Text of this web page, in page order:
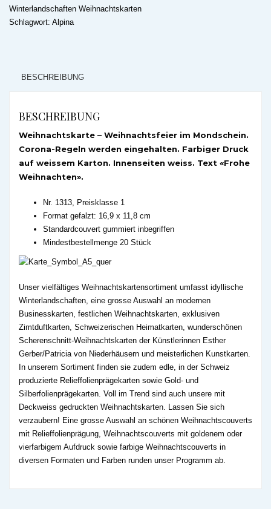
Winterlandschaften Weihnachtskarten
Schlagwort: Alpina
BESCHREIBUNG
BESCHREIBUNG
Weihnachtskarte – Weihnachtsfeier im Mondschein.
Corona-Regeln werden eingehalten. Farbiger Druck
auf weissem Karton. Innenseiten weiss. Text «Frohe
Weihnachten».
Nr. 1313, Preisklasse 1
Format gefalzt: 16,9 x 11,8 cm
Standardcouvert gummiert inbegriffen
Mindestbestellmenge 20 Stück
Unser vielfältiges Weihnachtskartensortiment umfasst idyllische
Winterlandschaften, eine grosse Auswahl an modernen
Businesskarten, festlichen Weihnachtskarten, exklusiven
Zimtduftkarten, Schweizerischen Heimatkarten, wunderschönen
Scherenschnitt-Weihnachtskarten der Künstlerinnen Esther
Gerber/Patricia von Niederhäusern und meisterlichen Kunstkarten.
In unserem Sortiment finden sie zudem edle, in der Schweiz
produzierte Relieffolienprägekarten sowie Gold- und
Silberfolienprägekarten. Voll im Trend sind auch unsere mit
Deckweiss gedruckten Weihnachtskarten. Lassen Sie sich
verzaubern! Eine grosse Auswahl an schönen Weihnachtscouverts
mit Relieffolienprägung, Weihnachtscouverts mit goldenem oder
vierfarbigem Aufdruck sowie farbige Weihnachtscouverts in
diversen Formaten und Farben runden unser Programm ab.